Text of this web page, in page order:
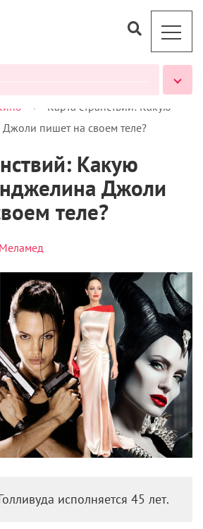
>
Карта странствий: Какую
пишет на своем теле?
Какую
Джоли
теле?
исполняется 45 лет.